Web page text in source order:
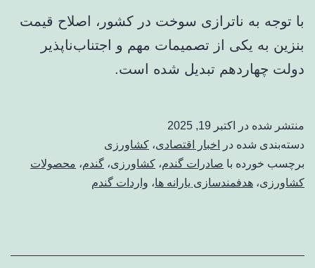
با توجه به ناترازی سوخت در کشور، اصلاح قیمت
بنزین به یکی از تصمیمات مهم و اجتناب‌ناپذیر
دولت چهاردهم تبدیل شده است.
منتشر شده در
اکتبر 19, 2025
دسته‌بندی شده در
اخبار اقتصادی، کشاورزی
برچسب خورده با صادرات گندم، کشاورزی، گندم، محصولات
کشاورزی، هدفمندسازی یارانه ​‌ها، واردات گندم